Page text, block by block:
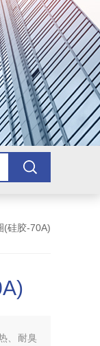
(硅胶-70A)
、耐臭